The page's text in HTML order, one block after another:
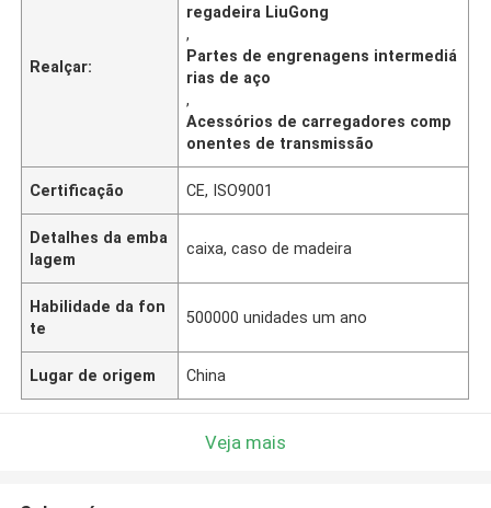
Realçar:
regadeira LiuGong
,
Partes de engrenagens intermediá
rias de aço
,
Acessórios de carregadores comp
onentes de transmissão
Certificação CE, ISO9001
Detalhes da emba
lagem
caixa, caso de madeira
Habilidade da fon
te
500000 unidades um ano
Lugar de origem China
Veja mais